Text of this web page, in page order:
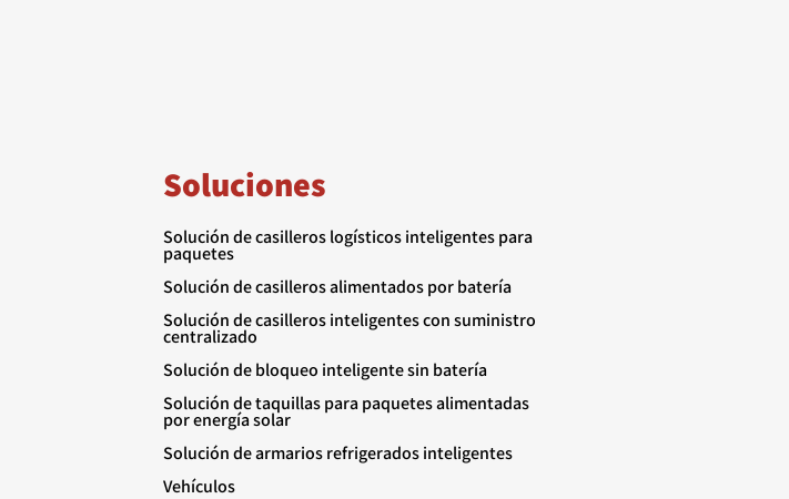
Soluciones
Solución de casilleros logísticos inteligentes para
paquetes
Solución de casilleros alimentados por batería
Solución de casilleros inteligentes con suministro
centralizado
Solución de bloqueo inteligente sin batería
Solución de taquillas para paquetes alimentadas
por energía solar
Solución de armarios refrigerados inteligentes
Vehículos